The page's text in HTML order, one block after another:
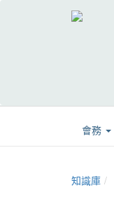
會務
知識庫